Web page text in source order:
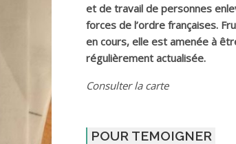
et de travail de personnes
forces de l’ordre françaises.
en cours, elle est amenée à
régulièrement actualisée.
Consulter la carte
POUR TEMOIGNER